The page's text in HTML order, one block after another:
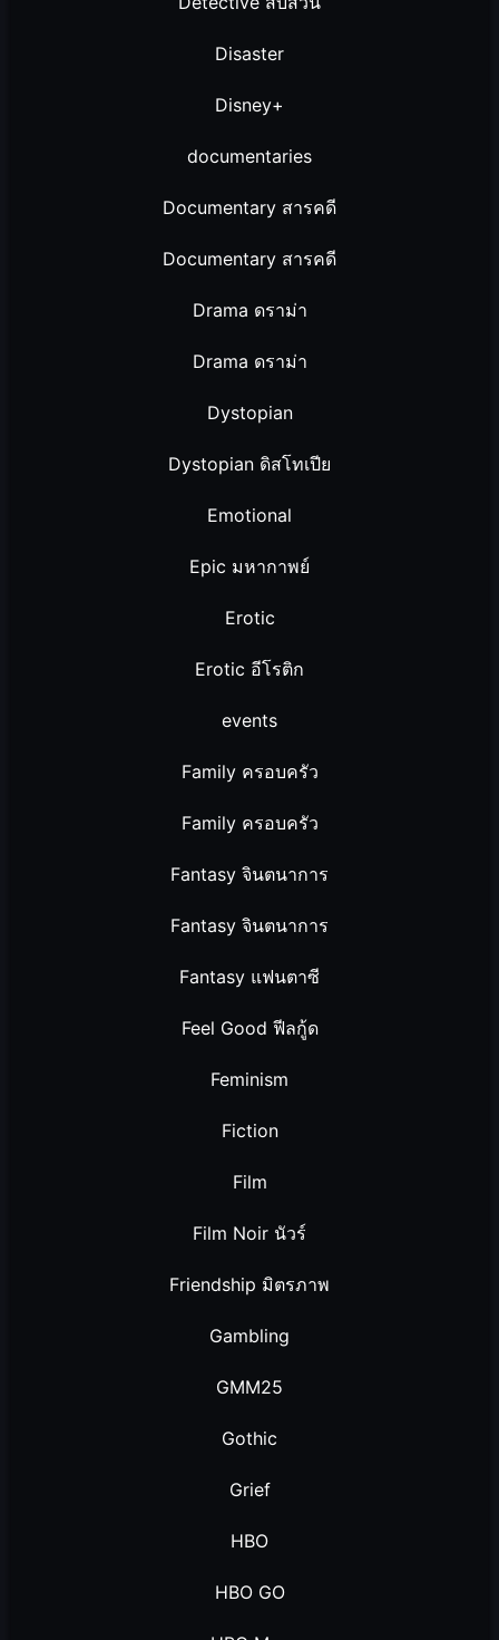
Disaster
Disney+
documentaries
Documentary สารคดี
Documentary สารคดี
Drama ดราม่า
Drama ดราม่า
Dystopian
Dystopian ดิสโทเปีย
Emotional
Epic มหากาพย์
Erotic
Erotic อีโรติก
events
Family ครอบครัว
Family ครอบครัว
Fantasy จินตนาการ
Fantasy จินตนาการ
Fantasy แฟนตาซี
Feel Good ฟีลกู้ด
Feminism
Fiction
Film
Film Noir นัวร์
Friendship มิตรภาพ
Gambling
GMM25
Gothic
Grief
HBO
HBO GO